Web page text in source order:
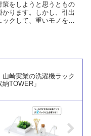
策をしようと思うともの
ります。しかし、引出
ックして、重いモノを下
山崎実業の洗濯機ラック
納TOWER」